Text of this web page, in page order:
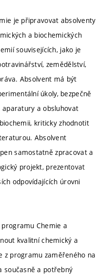
je připravovat absolventy
a biochemických
souvisejících, jako je
zemědělství,
Absolvent má být
úkoly, bezpečně
a obsluhovat
kriticky zhodnotit
Absolvent
samostatně zpracovat a
projekt, prezentovat
odpovídajících úrovni
Chemie a
kvalitní chemický a
z programu zaměřeného na
současně a potřebný